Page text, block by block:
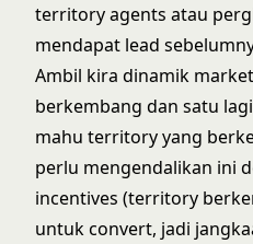
territory agents atau
mendapat lead
Ambil kira dinamik
berkembang dan satu
mahu territory yang
perlu mengendalikan ini
incentives (territory
untuk convert, jadi